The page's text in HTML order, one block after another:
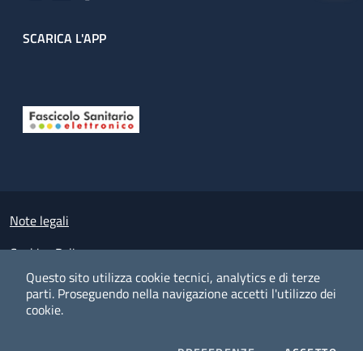
Questo sito utilizza cookie tecnici, analytics e di terze
parti. Proseguendo nella navigazione accetti l'utilizzo dei
cookie.
SCARICA L'APP
Small prints
Note legali
Cookies Policy
Policy privacy e protezione del dato personale
Albo pretorio on-line